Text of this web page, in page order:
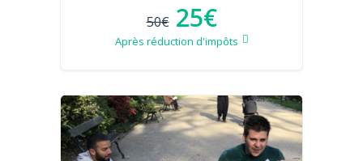
50€ 25€
Après réduction d'impôts